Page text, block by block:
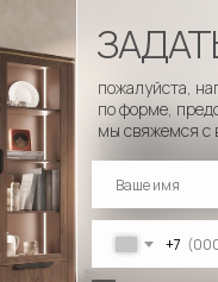
+7
пожалуйста,
по форме,
мы свяжемся с